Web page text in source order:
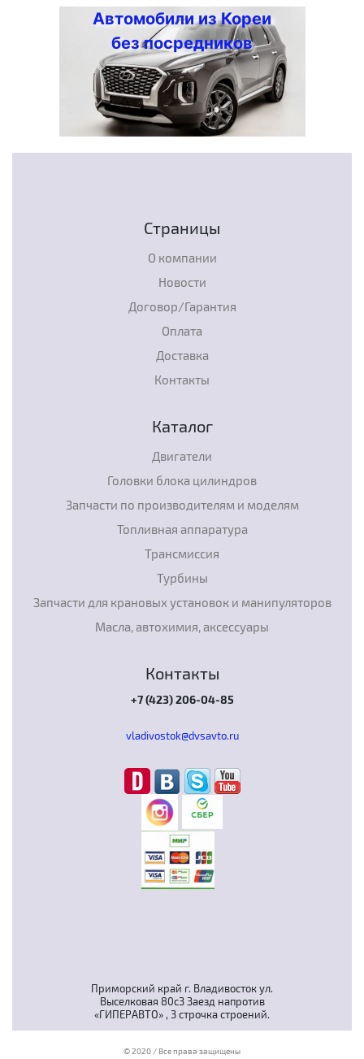
Автомобили из Кореи
без посредников
Приморский край г. Владивосток ул.
Выселковая 80с3 Заезд напротив
«ГИПЕРАВТО» , 3 строчка строений.
© 2020 / Все права защищены
Страницы
О компании
Новости
Договор/Гарантия
Оплата
Доставка
Контакты
Каталог
Двигатели
Головки блока цилиндров
Запчасти по производителям и моделям
Топливная аппаратура
Трансмиссия
Турбины
Запчасти для крановых установок и манипуляторов
Масла, автохимия, аксессуары
Контакты
+7 (423) 206-04-85
vladivostok@dvsavto.ru